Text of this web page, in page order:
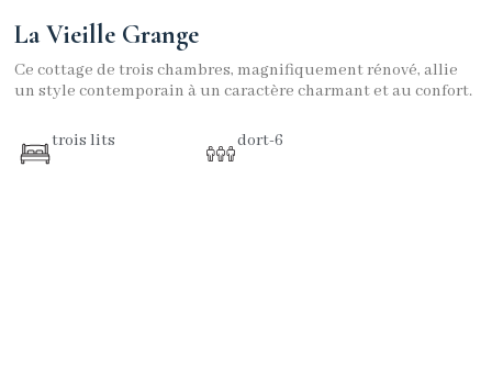
La Vieille Grange
Ce cottage de trois chambres, magnifiquement rénové, allie
un style contemporain à un caractère charmant et au confort.
trois lits dort-6